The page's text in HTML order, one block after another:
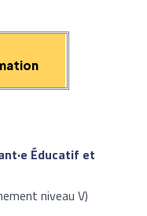
Éducatif et
niveau V)